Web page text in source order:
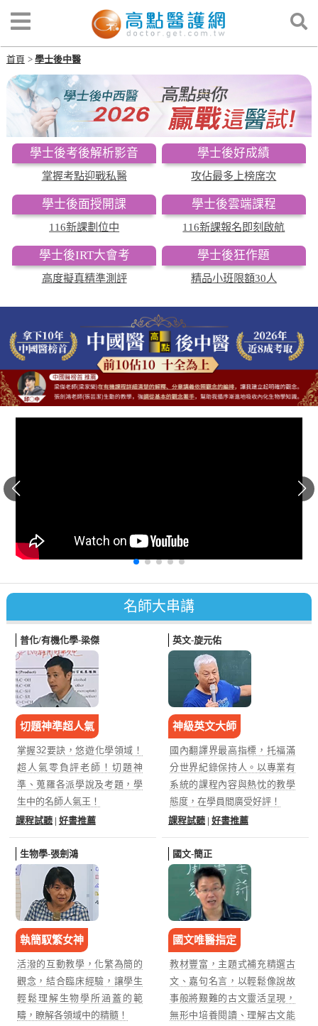
首頁 學士後中醫
學士後考後解析影音
掌握考點迎戰私醫
學士後好成績
攻佔最多上榜席次
學士後面授開課
116新課劃位中
學士後雲端課程
116新課報名即刻啟航
學士後IRT大會考
高度擬真精準測評
學士後狂作題
精品小班限額30人
名師大串講
普化/有機化學-梁傑
切題神準超人氣
掌握32要訣，悠遊化學領域！
超人氣零負評老師！切題神
準、蒐羅各派學說及考題，學
生中的名師人氣王！
課程試聽| 好書推薦
英文-旋元佑
神級英文大師
國內翻譯界最高指標，托福滿
分世界紀錄保持人。以專業有
系統的課程內容與熱忱的教學
態度，在學員間廣受好評！
課程試聽| 好書推薦
生物學-張劍鴻
執簡馭繁女神
活潑的互動教學，化繁為簡的
觀念，結合臨床經驗，讓學生
輕鬆理解生物學所涵蓋的範
疇，瞭解各領域中的精髓！
國文-簡正
國文唯醫指定
教材豐富，主題式補充精選古
文、嘉句名言，以輕鬆像說故
事般將艱難的古文靈活呈現，
無形中培養閱讀、理解古文能
高點知識達學士後西醫雲端課程，展望116，現正預購
中！
116新課預購中，加碼115現版課程，現在報名提前預
習！